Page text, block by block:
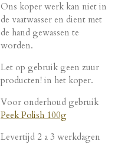
Ons koper werk kan niet in
de vaatwasser en dient met
de hand gewassen te
worden.
Let op gebruik geen zuur
producten! in het koper.
Voor onderhoud gebruik
Peek Polish 100g
Levertijd 2 a 3 werkdagen